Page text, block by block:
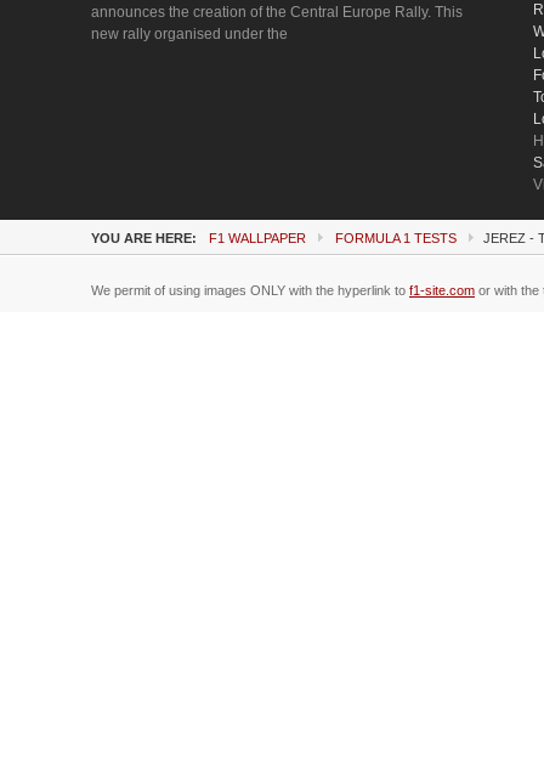
announces the creation of the Central Europe Rally. This
new rally organised under the
YOU ARE HERE: F1 WALLPAPER FORMULA 1 TESTS JEREZ -
We permit of using images ONLY with the hyperlink to f1-site.com or with the